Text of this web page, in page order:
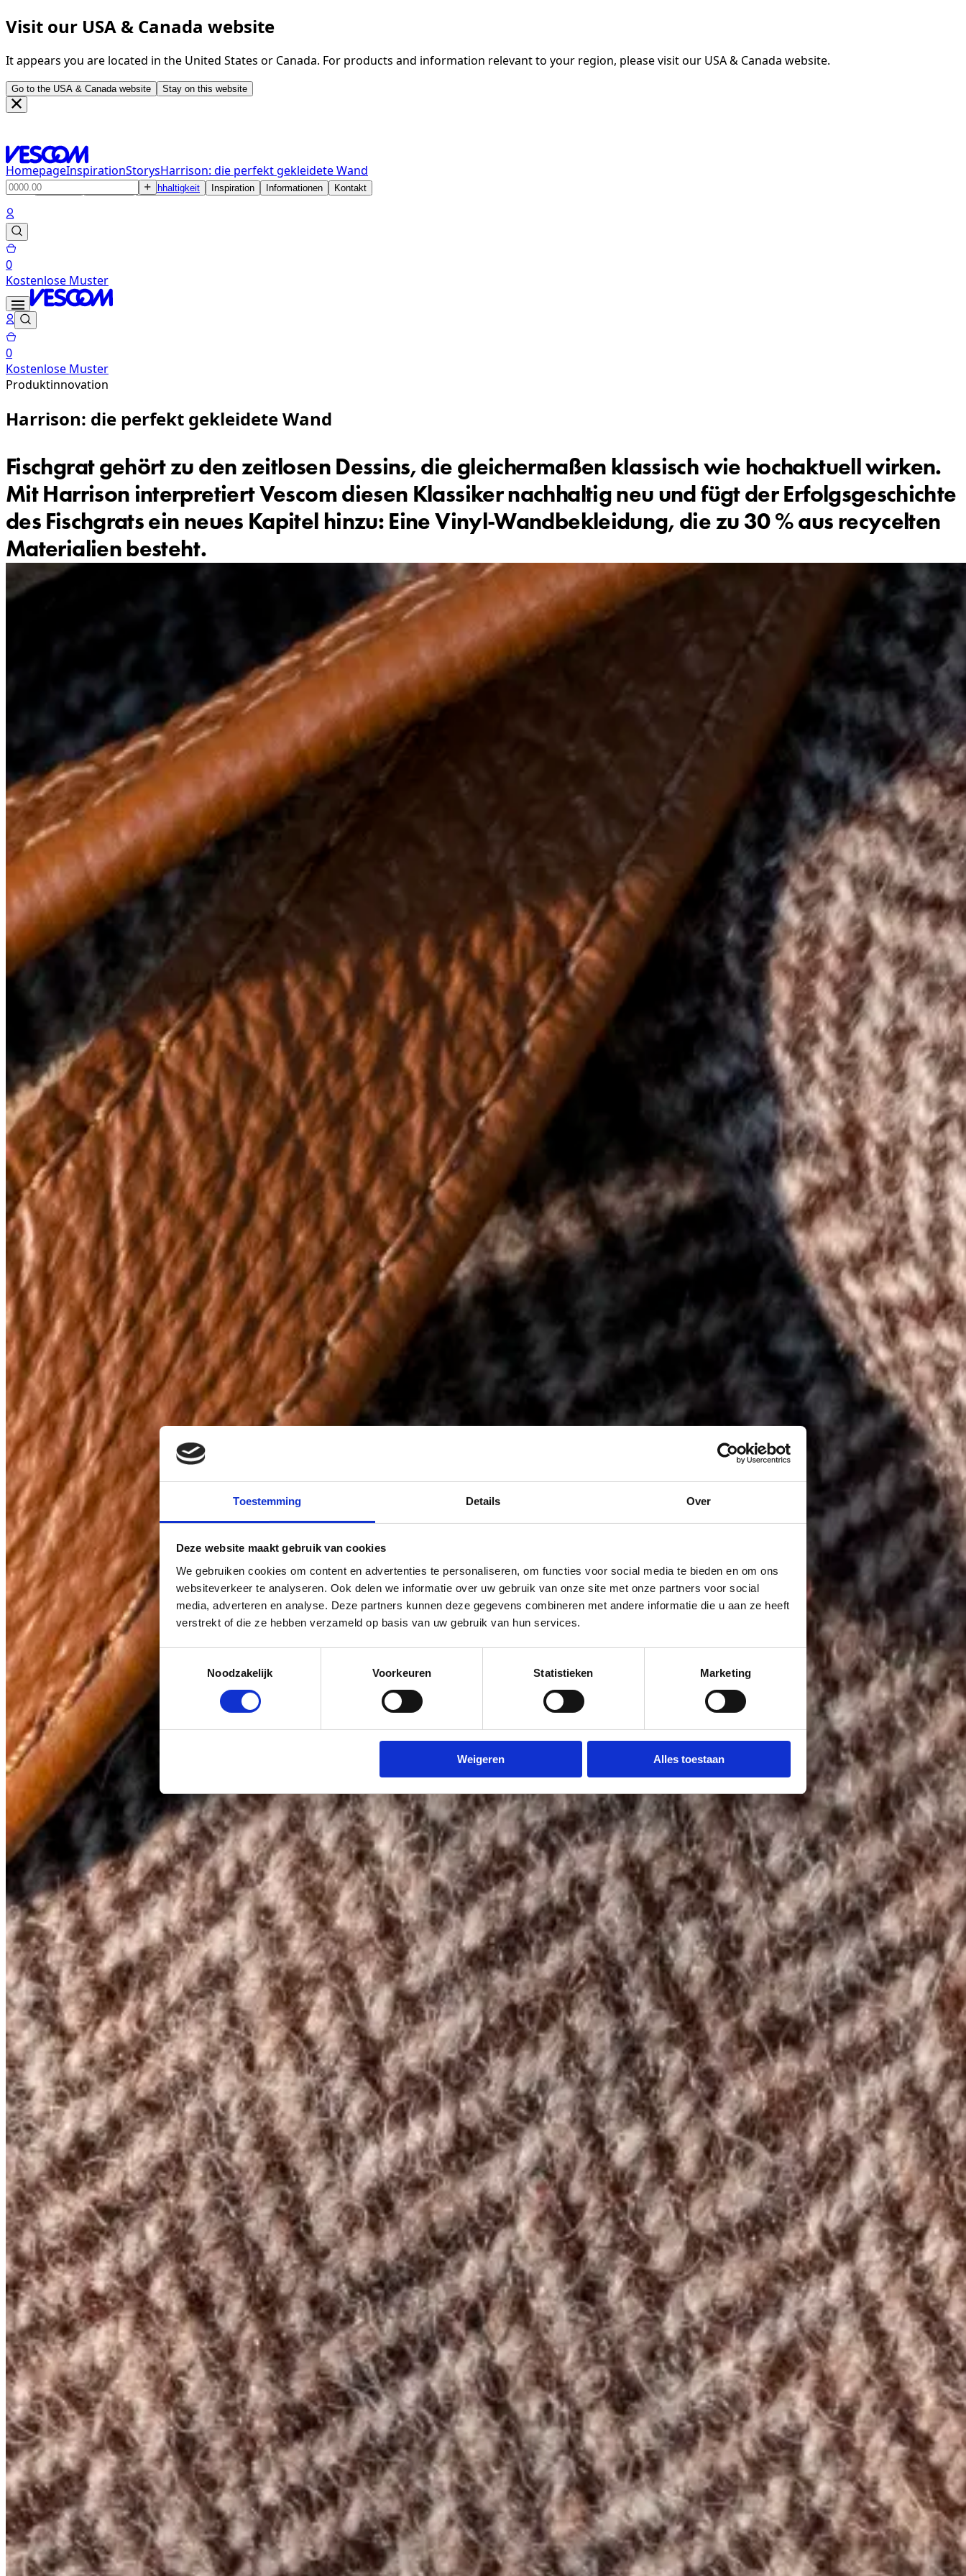
Toestemming Details Over
Deze website maakt gebruik van cookies
We gebruiken cookies om content en advertenties te personaliseren, om functies voor social media te bieden en om ons
websiteverkeer te analyseren. Ook delen we informatie over uw gebruik van onze site met onze partners voor social
media, adverteren en analyse. Deze partners kunnen deze gegevens combineren met andere informatie die u aan ze heeft
verstrekt of die ze hebben verzameld op basis van uw gebruik van hun services.
Noodzakelijk
Voorkeuren Statistieken Marketing
Weigeren Alles toestaan
Visit our USA & Canada website
It appears you are located in the United States or Canada. For products and information relevant to your region, please visit our USA & Canada website.
Go to the USA & Canada website Stay on this website
HomepageInspirationStorysHarrison: die perfekt gekleidete Wand
Produkte Nachhaltigkeit Inspiration Informationen Kontakt
0
Kostenlose Muster
0
Kostenlose Muster
Produktinnovation
Harrison: die perfekt gekleidete Wand
Fischgrat gehört zu den zeitlosen Dessins, die gleichermaßen klassisch wie hochaktuell wirken.
Mit Harrison interpretiert Vescom diesen Klassiker nachhaltig neu und fügt der Erfolgsgeschichte
des Fischgrats ein neues Kapitel hinzu: Eine Vinyl-Wandbekleidung, die zu 30 % aus recycelten
Materialien besteht.